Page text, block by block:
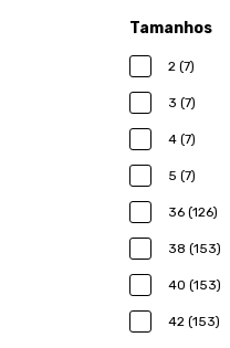
Tamanhos
2 (7)
3 (7)
4 (7)
5 (7)
36 (126)
38 (153)
40 (153)
42 (153)